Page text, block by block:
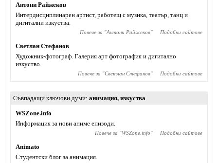
Антони Райжеков
Интердисциплинарен артист, работещ с музика, театър, танц и
дигитални изкуства.
Повече за "Антони Райжеков" Подобни сайтове
Светлан Стефанов
Художник-фотограф. Галерия арт фотография и дигитално
изкуство.
Повече за "Светлан Стефанов" Подобни сайтове
Съвпадащи ключови думи анимация, изкуства
WSZone.info
Информация за нови аниме епизоди.
Повече за "WSZone.info" Подобни сайтове
Animato
Студентски блог за анимация.